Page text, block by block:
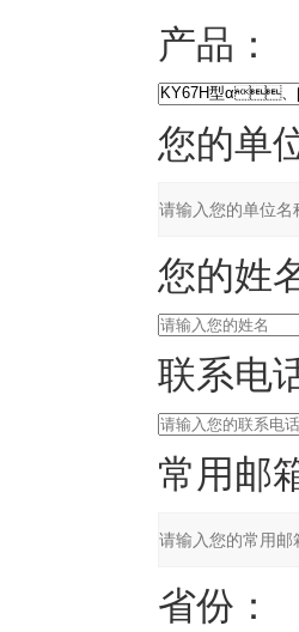
产品：
您的单位
您的姓名
联系电话
常用邮箱
省份：